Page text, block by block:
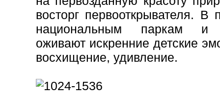
восторг первооткрывателя. В
национальным паркам и
оживают искренние детские
восхищение, удивление.